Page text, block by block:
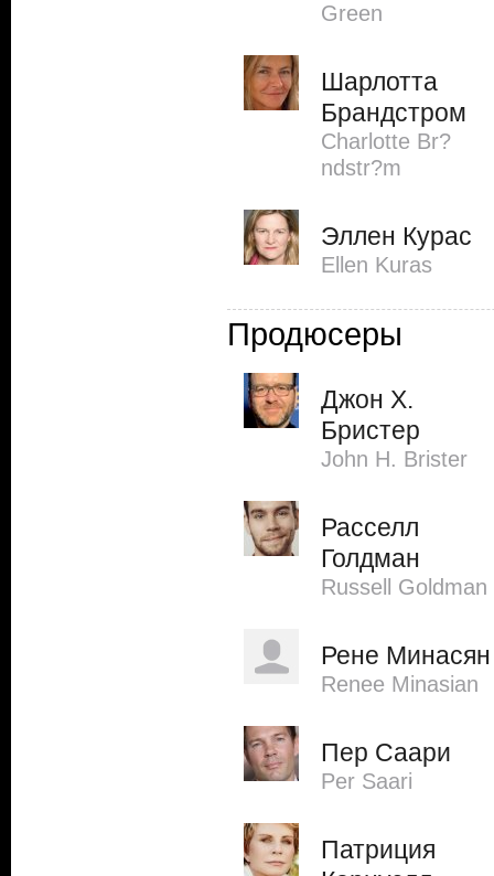
Green
Шарлотта
Брандстром
Charlotte Br?
ndstr?m
Эллен Курас
Ellen Kuras
Продюсеры
Джон Х.
Бристер
John H. Brister
Расселл
Голдман
Russell Goldman
Рене Минасян
Renee Minasian
Пер Саари
Per Saari
Патриция